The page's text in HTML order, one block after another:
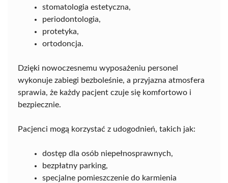
stomatologia estetyczna,
periodontologia,
protetyka,
ortodoncja.
Dzięki nowoczesnemu wyposażeniu personel
wykonuje zabiegi bezboleśnie, a przyjazna atmosfera
sprawia, że każdy pacjent czuje się komfortowo i
bezpiecznie.
Pacjenci mogą korzystać z udogodnień, takich jak:
dostęp dla osób niepełnosprawnych,
bezpłatny parking,
specjalne pomieszczenie do karmienia